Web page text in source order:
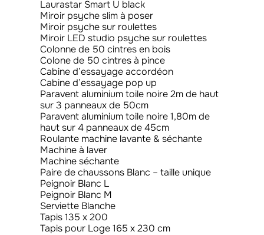
Laurastar Smart U black
Miroir psyche slim à poser
Miroir psyche sur roulettes
Miroir LED studio psyche sur roulettes
Colonne de 50 cintres en bois
Colone de 50 cintres à pince
Cabine d’essayage accordéon
Cabine d’essayage pop up
Paravent aluminium toile noire 2m de haut
sur 3 panneaux de 50cm
Paravent aluminium toile noire 1,80m de
haut sur 4 panneaux de 45cm
Roulante machine lavante & séchante
Machine à laver
Machine séchante
Paire de chaussons Blanc – taille unique
Peignoir Blanc L
Peignoir Blanc M
Serviette Blanche
Tapis 135 x 200
Tapis pour Loge 165 x 230 cm